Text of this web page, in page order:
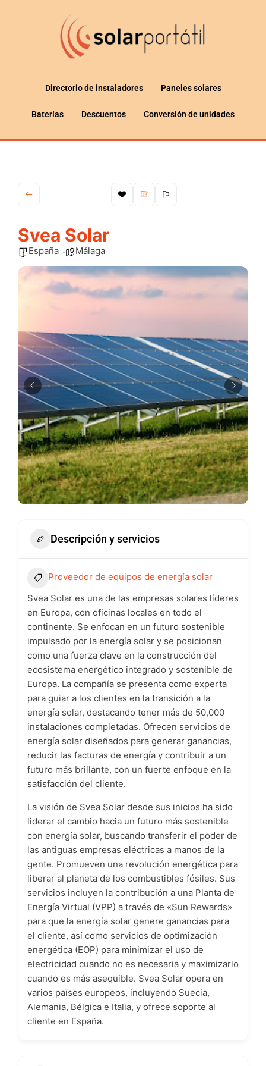
Directorio de instaladores Paneles solares
Baterías Descuentos Conversión de unidades
Svea Solar
España Málaga
Descripción y servicios
Proveedor de equipos de energía solar
Svea Solar es una de las empresas solares líderes
en Europa, con oficinas locales en todo el
continente. Se enfocan en un futuro sostenible
impulsado por la energía solar y se posicionan
como una fuerza clave en la construcción del
ecosistema energético integrado y sostenible de
Europa. La compañía se presenta como experta
para guiar a los clientes en la transición a la
energía solar, destacando tener más de 50,000
instalaciones completadas. Ofrecen servicios de
energía solar diseñados para generar ganancias,
reducir las facturas de energía y contribuir a un
futuro más brillante, con un fuerte enfoque en la
satisfacción del cliente.
La visión de Svea Solar desde sus inicios ha sido
liderar el cambio hacia un futuro más sostenible
con energía solar, buscando transferir el poder de
las antiguas empresas eléctricas a manos de la
gente. Promueven una revolución energética para
liberar al planeta de los combustibles fósiles. Sus
servicios incluyen la contribución a una Planta de
Energía Virtual (VPP) a través de «Sun Rewards»
para que la energía solar genere ganancias para
el cliente, así como servicios de optimización
energética (EOP) para minimizar el uso de
electricidad cuando no es necesaria y maximizarlo
cuando es más asequible. Svea Solar opera en
varios países europeos, incluyendo Suecia,
Alemania, Bélgica e Italia, y ofrece soporte al
cliente en España.